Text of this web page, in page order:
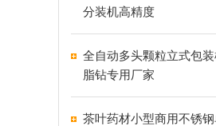
分装机高精度
全自动多头颗粒立式包
脂钻专用厂家
茶叶药材小型商用不锈